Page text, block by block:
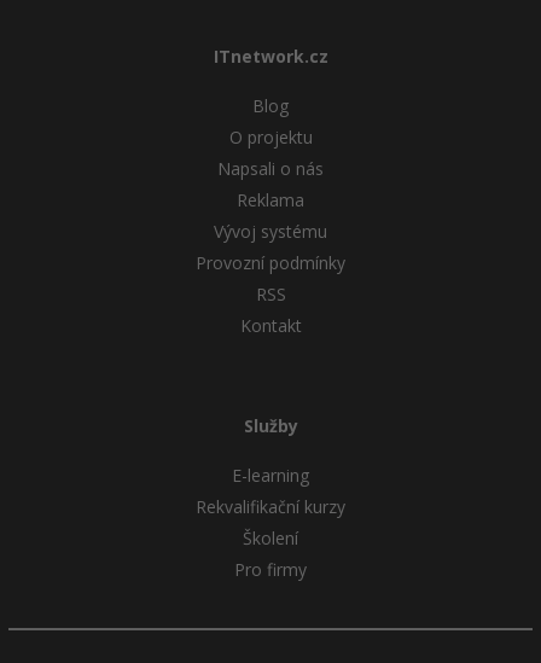
ITnetwork.cz
Blog
O projektu
Napsali o nás
Reklama
Vývoj systému
Provozní podmínky
RSS
Kontakt
Služby
E-learning
Rekvalifikační kurzy
Školení
Pro firmy